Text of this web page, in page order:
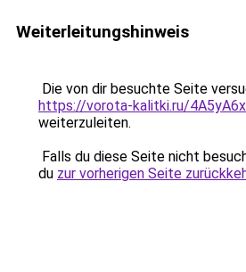
Weiterleitungshinweis
Die von dir besuchte Seite
https://vorota-kalitki.ru/
weiterzuleiten.
Falls du diese Seite nicht
du zur vorherigen Seite